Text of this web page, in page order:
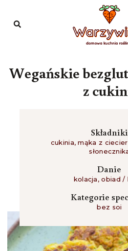
Domowa
Wegańskie
z
Składniki
cukinia,mąka z
Danie
kolacja,obiad /
Kategorie
bez soi